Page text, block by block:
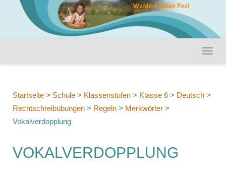
Startseite > Schule > Klassenstufen > Klasse 6 > Deutsch >
Rechtschreibübungen > Regeln > Merkwörter >
Vokalverdopplung
VOKALVERDOPPLUNG